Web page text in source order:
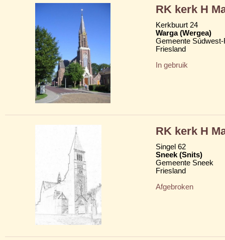
RK kerk H
Kerkbuurt 24
Warga (Wergea)
Gemeente
Friesland
In gebruik
RK kerk H
Singel 62
Sneek (Snits)
Gemeente Sneek
Friesland
Afgebroken